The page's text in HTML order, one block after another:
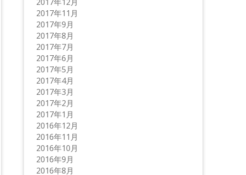
2017年11月
2017年9月
2017年8月
2017年7月
2017年6月
2017年5月
2017年4月
2017年3月
2017年2月
2017年1月
2016年12月
2016年11月
2016年10月
2016年9月
2016年8月